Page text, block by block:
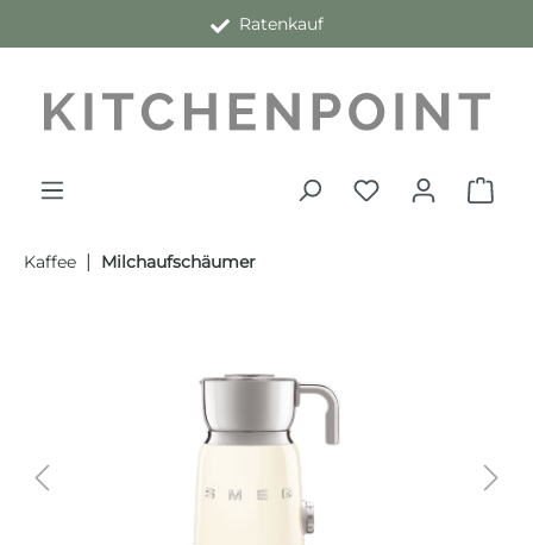
Ratenkauf
Kaffee | Milchaufschäumer